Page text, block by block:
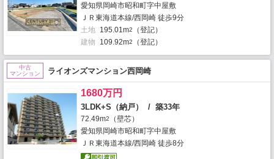
愛知県岡崎市昭和町字中屋敷
ＪＲ東海道本線/西岡崎 徒歩9分
土地 195.01m2
（登記）
建物
109.92m2 （登記）
中古
マンション
ライオンズマンション西岡崎
1680万円
3LDK+S（納戸） / 築33年
72.49m2
（壁芯）
愛知県岡崎市昭和町字中屋敷
ＪＲ東海道本線/西岡崎 徒歩8分